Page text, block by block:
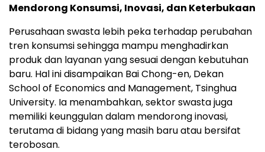
Mendorong Konsumsi, Inovasi, dan Keterbukaan
Perusahaan swasta lebih peka terhadap perubahan
tren konsumsi sehingga mampu menghadirkan
produk dan layanan yang sesuai dengan kebutuhan
baru. Hal ini disampaikan Bai Chong-en, Dekan
School of Economics and Management, Tsinghua
University. Ia menambahkan, sektor swasta juga
memiliki keunggulan dalam mendorong inovasi,
terutama di bidang yang masih baru atau bersifat
terobosan.